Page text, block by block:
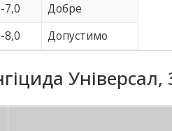
7,0
Добре
8,0 Допустимо
Універсал,